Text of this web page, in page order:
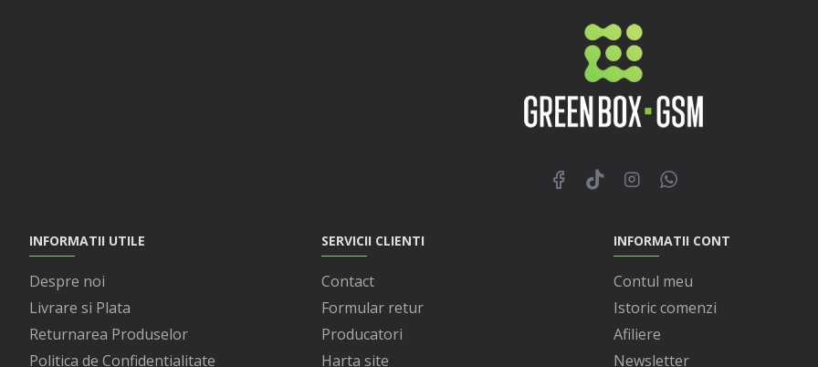
INFORMATII UTILE
Despre noi
Livrare si Plata
Returnarea Produselor
Politica de Confidentialitate
SERVICII CLIENTI
Contact
Formular retur
Producatori
Harta site
INFORMATII CONT
Contul meu
Istoric comenzi
Afiliere
Newsletter